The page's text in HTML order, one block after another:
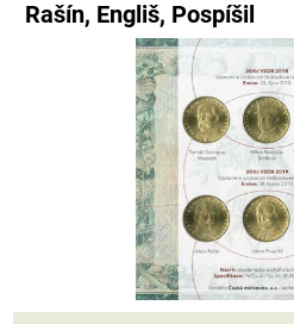
Rašín, Engliš, Pospíšil